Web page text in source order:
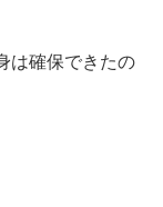
は確保できたの